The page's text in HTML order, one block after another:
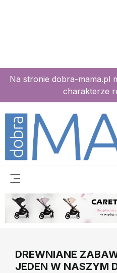
Na stronie dobra-mama.pl
charakterze
DREWNIANE
JEDEN W NASZYM